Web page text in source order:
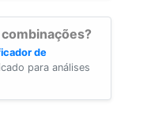
de
para análises